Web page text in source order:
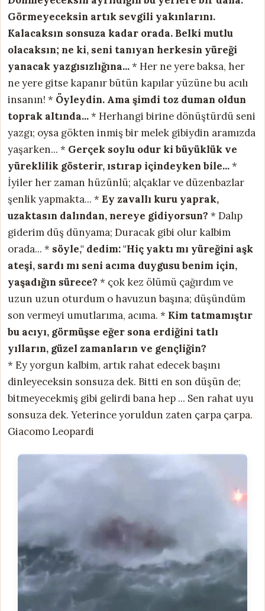
Görmeyeceksin artık sevgili yakınlarını.
Kalacaksın sonsuza kadar orada. Belki mutlu
olacaksın; ne ki, seni tanıyan herkesin yüreği
yanacak yazgısızlığına...* Her ne yere baksa, her
ne yere gitse kapanır bütün kapılar yüzüne bu acılı
insanın! * Öyleydin. Ama şimdi toz duman oldun
toprak altında...* Herhangi birine dönüştürdü seni
yazgı; oysa gökten inmiş bir melek gibiydin aramızda
yaşarken... * Gerçek soylu odur ki büyüklük ve
yüreklilik gösterir, ıstırap içindeyken bile...*
İyiler her zaman hüzünlü; alçaklar ve düzenbazlar
şenlik yapmakta... * Ey zavallı kuru yaprak,
uzaktasın dalından, nereye gidiyorsun? * Dalıp
giderim düş dünyama; Duracak gibi olur kalbim
orada... * söyle," dedim: "Hiç yaktı mı yüreğini aşk
ateşi, sardı mı seni acıma duygusu benim için,
yaşadığın sürece? * çok kez ölümü çağırdım ve
uzun uzun oturdum o havuzun başına; düşündüm
son vermeyi umutlarıma, acıma. * Kim tatmamıştır
bu acıyı, görmüşse eğer sona erdiğini tatlı
yılların, güzel zamanların ve gençliğin?
* Ey yorgun kalbim, artık rahat edecek başını
dinleyeceksin sonsuza dek. Bitti en son düşün de;
bitmeyecekmiş gibi gelirdi bana hep ... Sen rahat uyu
sonsuza dek. Yeterince yoruldun zaten çarpa çarpa.
Giacomo Leopardi